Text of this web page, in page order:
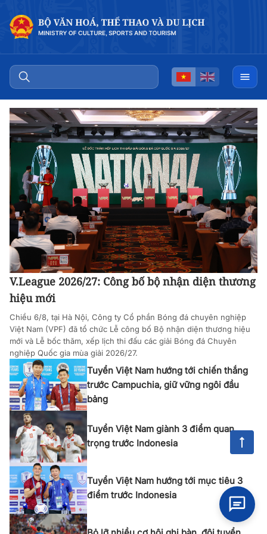
V.League 2026/27: Công bố bộ nhận diện thương
hiệu mới
Chiều 6/8, tại Hà Nội, Công ty Cổ phần Bóng đá chuyên nghiệp
Việt Nam (VPF) đã tổ chức Lễ công bố Bộ nhận diện thương hiệu
mới và Lễ bốc thăm, xếp lịch thi đấu các giải Bóng đá Chuyên
nghiệp Quốc gia mùa giải 2026/27.
Tuyển Việt Nam hướng tới chiến thắng
trước Campuchia, giữ vững ngôi đầu
bảng
Tuyển Việt Nam giành 3 điểm quan
trọng trước Indonesia
Tuyển Việt Nam hướng tới mục tiêu 3
điểm trước Indonesia